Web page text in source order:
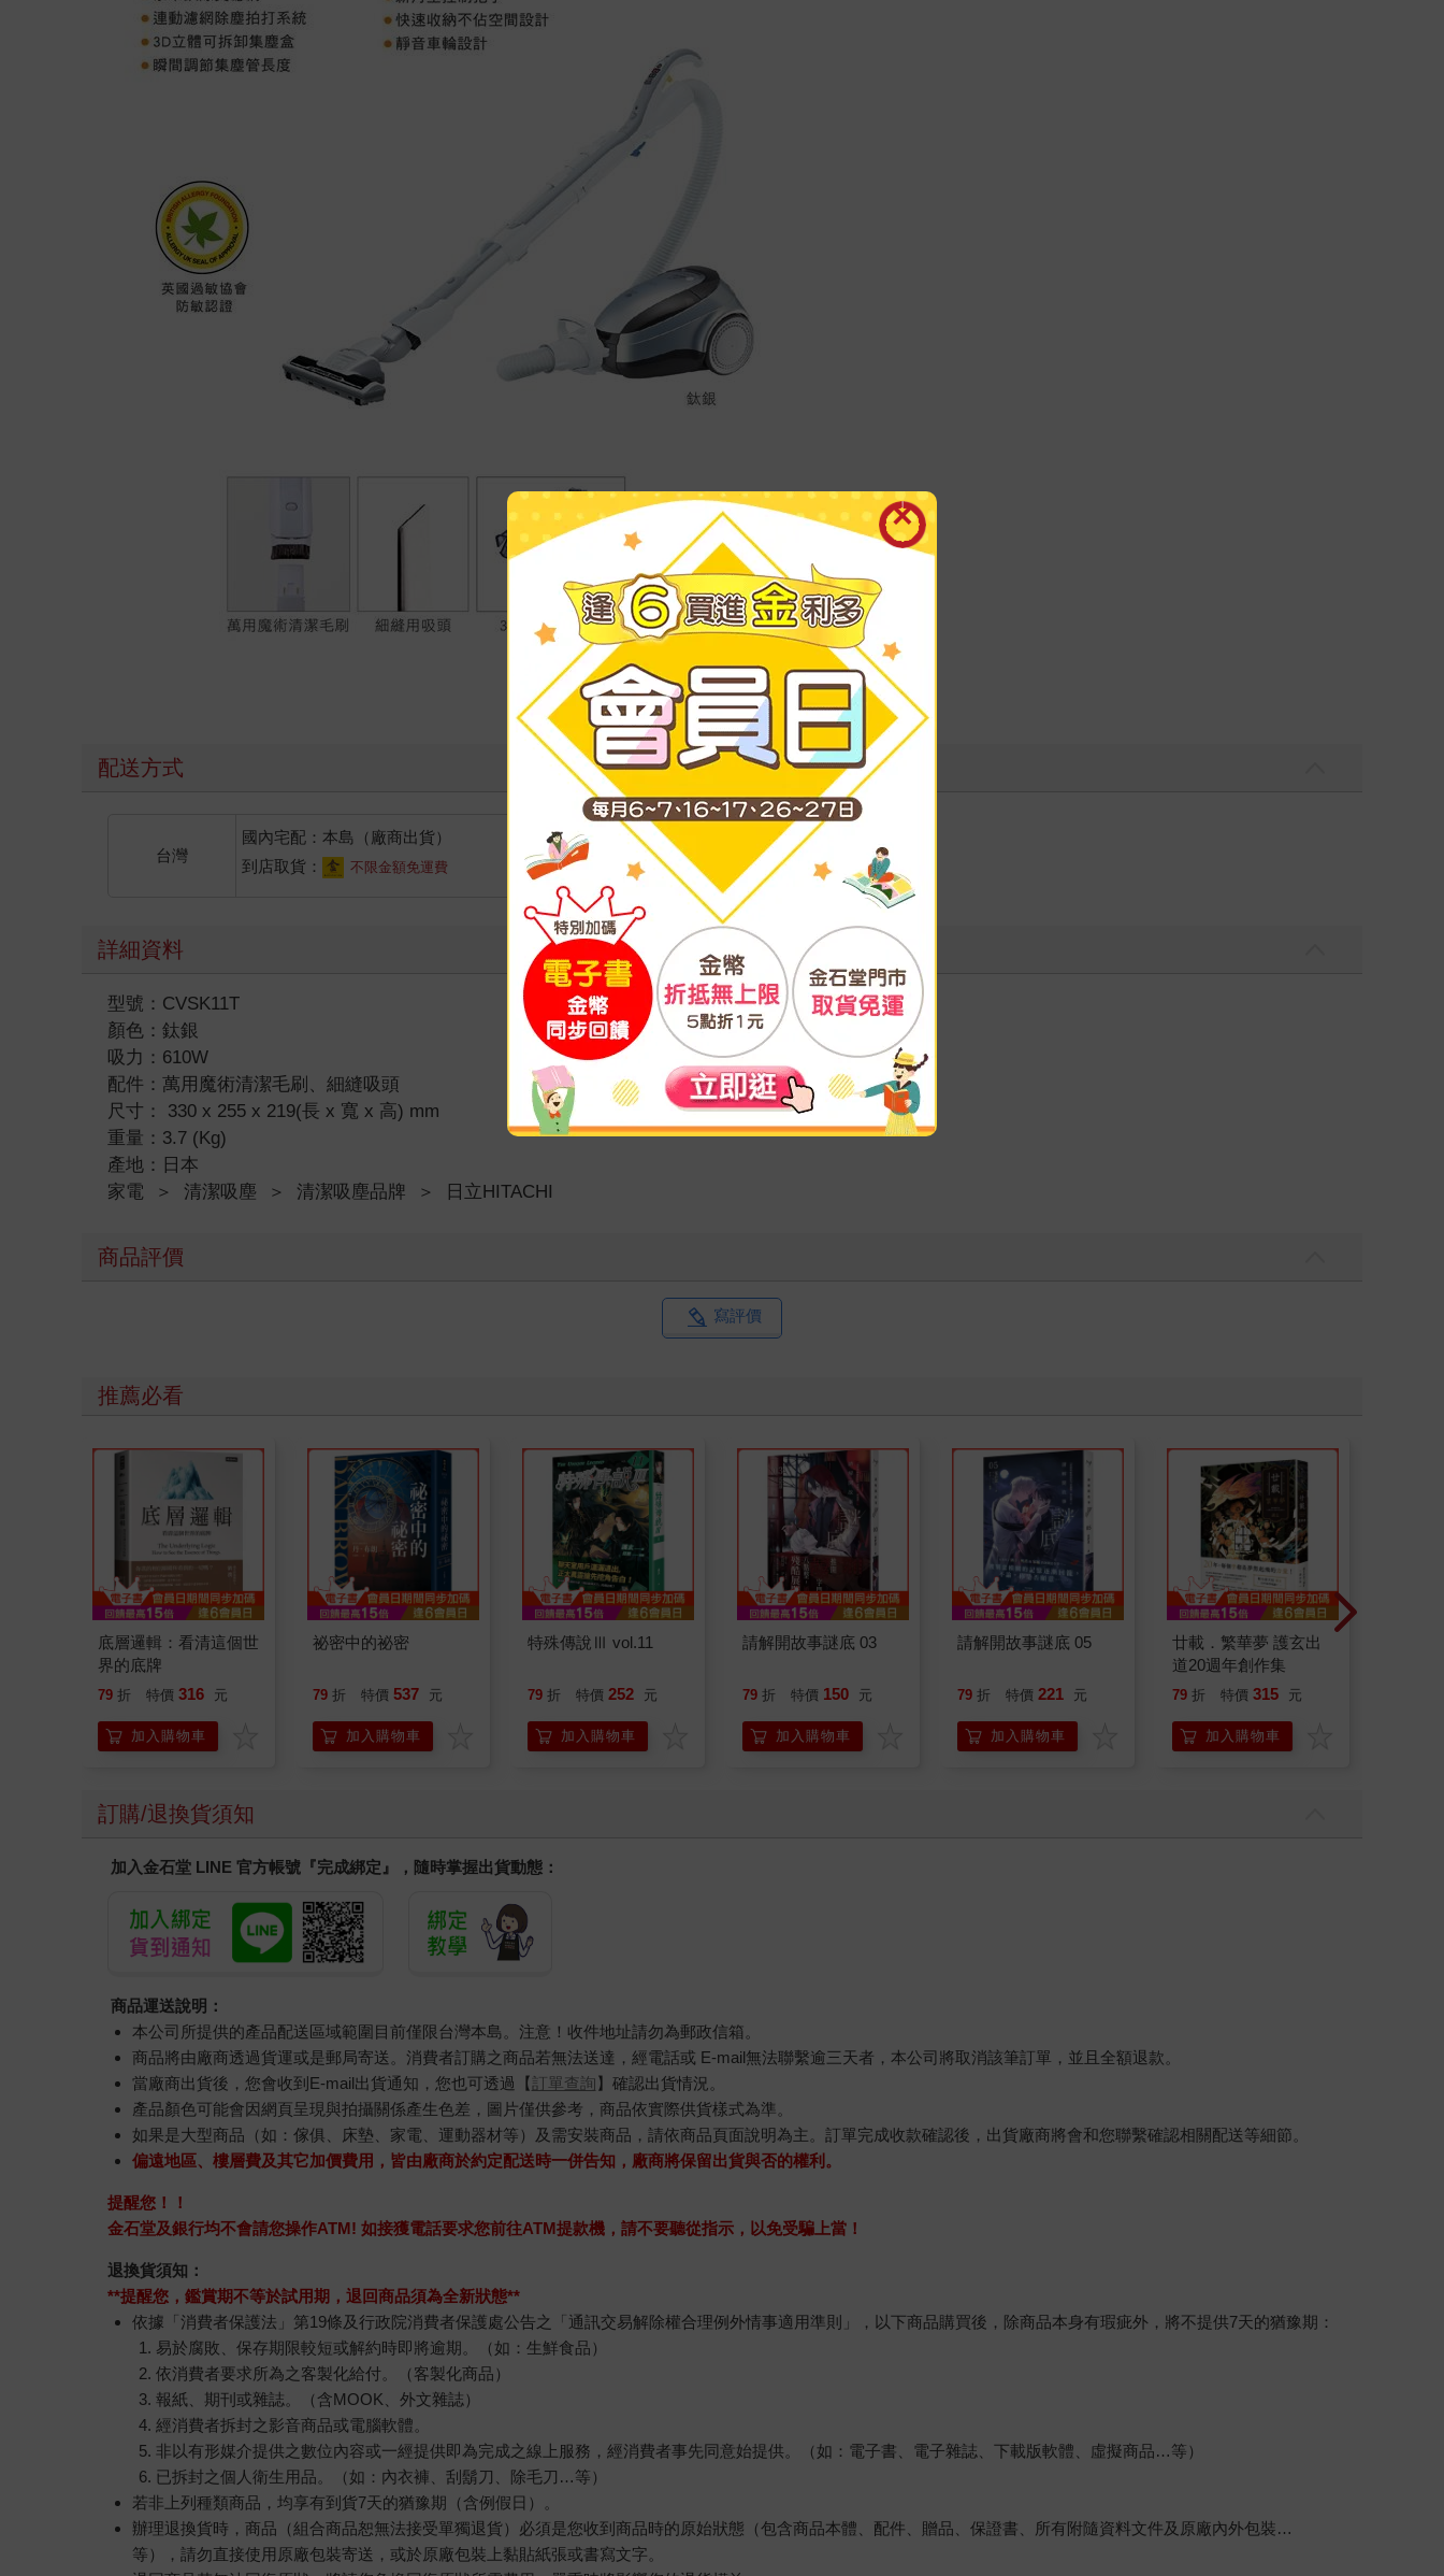
配送方式
台灣
國內宅配：本島（廠商出貨）
到店取貨：
不限金額免運費
詳細資料
型號：CVSK11T
顏色：鈦銀
吸力：610W
配件：萬用魔術清潔毛刷、細縫吸頭
尺寸： 330 x 255 x 219(長 x 寬 x 高) mm
重量：3.7 (Kg)
產地：日本
家電
＞ 清潔吸塵 ＞ 清潔吸塵品牌 ＞ 日立HITACHI
商品評價
寫評價
推薦必看
底層邏輯：看清這個世
界的底牌
79 折 特價 316 元
加入購物車
祕密中的祕密
79 折 特價 537 元
加入購物車
特殊傳說Ⅲ vol.11
79 折 特價 252 元
加入購物車
請解開故事謎底 03
79 折 特價 150 元
加入購物車
請解開故事謎底 05
79 折 特價 221 元
加入購物車
廿載．繁華夢 護玄出
道20週年創作集
79 折 特價 315 元
加入購物車
訂購/退換貨須知
加入金石堂 LINE 官方帳號『完成綁定』，隨時掌握出貨動態：
商品運送說明：
本公司所提供的產品配送區域範圍目前僅限台灣本島。注意！收件地址請勿為郵政信箱。
商品將由廠商透過貨運或是郵局寄送。消費者訂購之商品若無法送達，經電話或 E-mail無法聯繫逾三天者，本公司將取消該筆訂單，並且全額退款。
當廠商出貨後，您會收到E-mail出貨通知，您也可透過【訂單查詢】確認出貨情況。
產品顏色可能會因網頁呈現與拍攝關係產生色差，圖片僅供參考，商品依實際供貨樣式為準。
如果是大型商品（如：傢俱、床墊、家電、運動器材等）及需安裝商品，請依商品頁面說明為主。訂單完成收款確認後，出貨廠商將會和您聯繫確認相關配送等細節。
偏遠地區、樓層費及其它加價費用，皆由廠商於約定配送時一併告知，廠商將保留出貨與否的權利。
提醒您！！
金石堂及銀行均不會請您操作ATM! 如接獲電話要求您前往ATM提款機，請不要聽從指示，以免受騙上當！
退換貨須知：
**提醒您，鑑賞期不等於試用期，退回商品須為全新狀態**
依據「消費者保護法」第19條及行政院消費者保護處公告之「通訊交易解除權合理例外情事適用準則」，以下商品購買後，除商品本身有瑕疵外，將不提供7天的猶豫期：
易於腐敗、保存期限較短或解約時即將逾期。（如：生鮮食品）
依消費者要求所為之客製化給付。（客製化商品）
報紙、期刊或雜誌。（含MOOK、外文雜誌）
經消費者拆封之影音商品或電腦軟體。
非以有形媒介提供之數位內容或一經提供即為完成之線上服務，經消費者事先同意始提供。（如：電子書、電子雜誌、下載版軟體、虛擬商品…等）
已拆封之個人衛生用品。（如：內衣褲、刮鬍刀、除毛刀…等）
若非上列種類商品，均享有到貨7天的猶豫期（含例假日）。
辦理退換貨時，商品（組合商品恕無法接受單獨退貨）必須是您收到商品時的原始狀態（包含商品本體、配件、贈品、保證書、所有附隨資料文件及原廠內外包裝…
等），請勿直接使用原廠包裝寄送，或於原廠包裝上黏貼紙張或書寫文字。